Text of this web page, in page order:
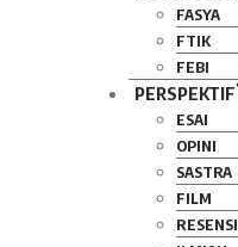
FASYA
FTIK
FEBI
PERSPEKTIF
ESAI
OPINI
SASTRA
FILM
RESENSI